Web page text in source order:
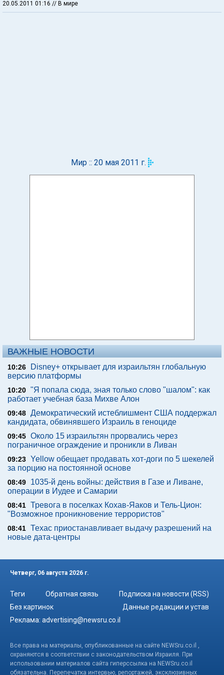
20.05.2011 01:16 // В мире
Мир :: 20 мая 2011 г.
ВАЖНЫЕ НОВОСТИ
10:26
Disney+ открывает для израильтян глобальную
версию платформы
10:20 "Я попала сюда, зная только слово "шалом": как
работает учебная база Михве Алон
09:48 Демократический истеблишмент США поддержал
кандидата, обвинявшего Израиль в геноциде
09:45 Около 15 израильтян прорвались через
пограничное ограждение и проникли в Ливан
09:23 Yellow обещает продавать хот-доги по 5 шекелей
за порцию на постоянной основе
08:49
1035-й день войны: действия в Газе и Ливане,
операции в Иудее и Самарии
08:41 Тревога в поселках Кохав-Яаков и Тель-Цион:
"Возможное проникновение террористов"
08:41 Техас приостанавливает выдачу разрешений на
новые дата-центры
Четверг, 06 августа 2026 г.
Теги Обратная связь
Подписка на новости (RSS)
Без картинок
Данные редакции и устав
Реклама: advertising@newsru.co.il
Все права на материалы, опубликованные на сайте NEWSru.co.il ,
охраняются в соответствии с законодательством Израиля. При
использовании материалов сайта гиперссылка на NEWSru.co.il
обязательна. Перепечатка интервью, репортажей, эксклюзивных